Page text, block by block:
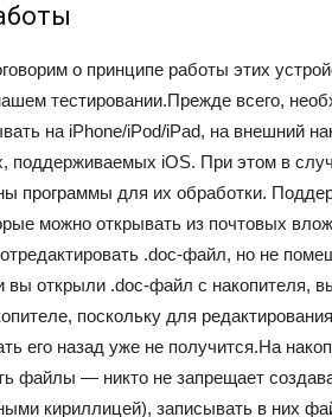
о принципе работы этих
тестировании.Прежде всего,
на iPhone/iPod/iPad, на внешний
поддерживаемых iOS. При этом в
программы для их обработки.
можно открывать из почтовых
.doc-файл, но не
вы открыли .doc-файл с накопителя,
поскольку для
его назад уже не получится.На
файлы — никто не запрещает
кириллицей), записывать в них